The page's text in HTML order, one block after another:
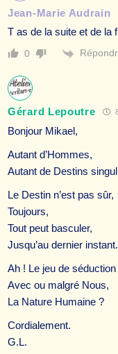
Jean-Marie Audrain
T as de la suite et de la
0
Gérard Lepoutre
Bonjour Mikael,
Autant d’Hommes,
Autant de Destins
Le Destin n’est pas sûr,
Toujours,
Tout peut basculer,
Jusqu’au dernier instant.
Ah ! Le jeu de séduction
Avec ou malgré Nous,
La Nature Humaine ?
Cordialement.
G.L.